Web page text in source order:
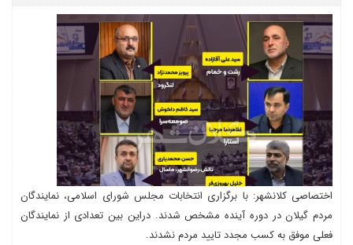
اختصاصی کلانشهر: با برگزاری انتخابات مجلس شورای اسلامی، نمایندگان
مردم گیلان در دوره آینده مشخص شدند. دراین بین تعدادی از نمایندگان
فعلی موفق به کسب مجدد تایید مردم نشدند.